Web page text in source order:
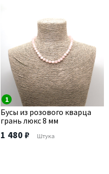
1
Бусы из розового кварца
грань люкс 8 мм
1 480 ₽ Штука